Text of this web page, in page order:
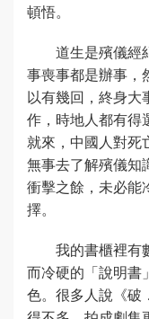
頓悟。
道生是殯儀經
事喪事都是辦事，
以有幾回，終身大
作，時地人都有得
就來，中國人對死
無事去了解殯儀知
衝擊之餘，未必能
擇。
我的書櫃裡有
而冷硬的「說明書
色。很多人說《破